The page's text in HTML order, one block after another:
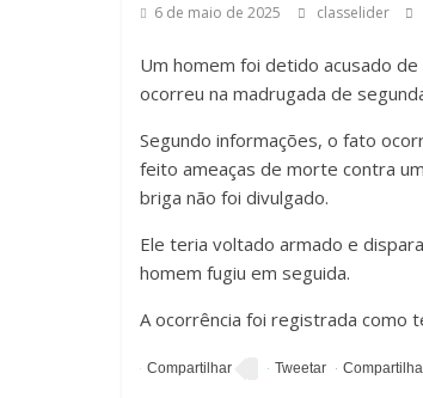
6 de maio de 2025 classelider
Um homem foi detido acusado
ocorreu na madrugada de
Segundo informações, o fato
feito ameaças de morte contra
briga não foi divulgado.
Ele teria voltado armado e
homem fugiu em seguida.
A ocorrência foi registrada como